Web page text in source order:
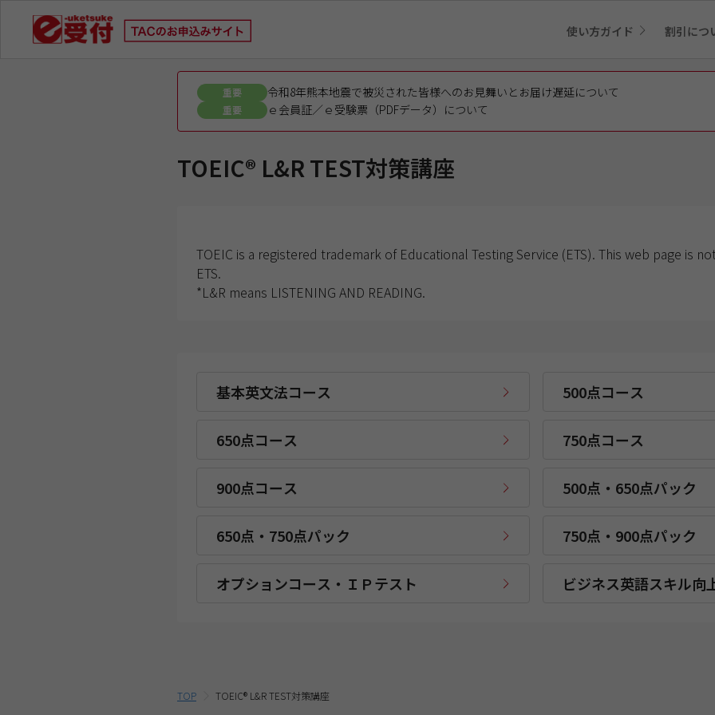
使い方ガイド 割引につ
重要 令和8年熊本地震で被災された皆様へのお見舞いとお届け遅延について
重要 ｅ会員証／ｅ受験票（PDFデータ）について
TOEIC® L&R TEST対策講座
TOEIC is a registered trademark of Educational Testing Service (ETS). This web page is
ETS.
*L&R means LISTENING AND READING.
基本英文法コース 500点コース
650点コース 750点コース
900点コース 500点・650点パック
650点・750点パック 750点・900点パック
オプションコース・ＩＰテスト ビジネス英語スキル向
TOP TOEIC® L&R TEST対策講座